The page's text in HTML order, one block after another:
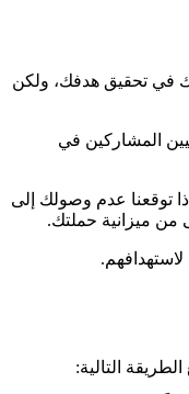
في تحقيق هدفك، ولكن
المشاركين في
توقعنا عدم وصولك إلى
من ميزانية حملتك.
التالية: